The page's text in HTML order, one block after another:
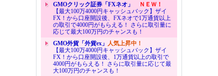
GMOクリック証券「FXネオ」
ＮＥＷ！
【最大100万4000円キャッシュバック】ザイ
FX！から口座開設後、FXネオで1万通貨以上
の取引で4000円がもらえる！ さらに取引量に
応じて最大100万円のチャンスも！
GMO外貨「外貨ex」 人気上昇中！
【最大100万4000円キャッシュバック】ザイ
FX！から口座開設後、1万通貨以上の取引で
4000円がもらえる！ さらに取引量に応じて最
大100万円のチャンスも！